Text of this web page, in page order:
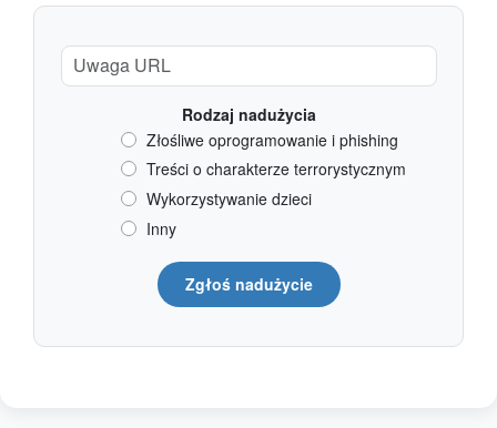
Rodzaj nadużycia
Złośliwe oprogramowanie i phishing
Treści o charakterze terrorystycznym
Wykorzystywanie dzieci
Inny
Zgłoś nadużycie